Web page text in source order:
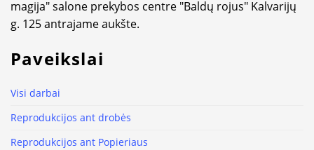
magija" salone prekybos centre "Baldų rojus" Kalvarijų
g. 125 antrajame aukšte.
Paveikslai
Visi darbai
Reprodukcijos ant drobės
Reprodukcijos ant Popieriaus